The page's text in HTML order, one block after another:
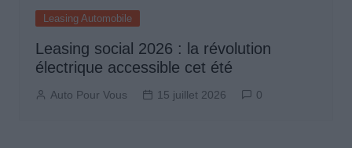
Leasing Automobile
Leasing social 2026 : la révolution
électrique accessible cet été
Auto Pour Vous 15 juillet 2026 0